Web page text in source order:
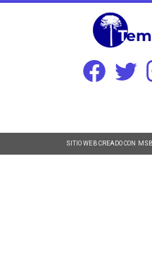
SITIO WEB CREADO CON